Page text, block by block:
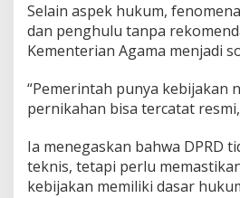
Selain aspek hukum,
dan penghulu tanpa
Kementerian Agama menjadi
“Pemerintah punya kebijakan
pernikahan bisa tercatat
Ia menegaskan bahwa DPRD
teknis, tetapi perlu
kebijakan memiliki dasar